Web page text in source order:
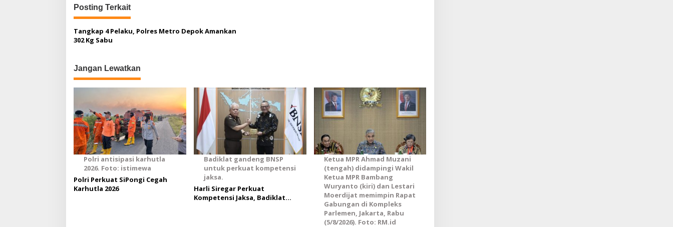
g
a
s
p
o
s
Posting Terkait
Tangkap 4 Pelaku, Polres Metro Depok Amankan
302 Kg Sabu
Jangan Lewatkan
Polri antisipasi karhutla
2026. Foto: istimewa
Polri Perkuat SiPongi Cegah
Karhutla 2026
Badiklat gandeng BNSP
untuk perkuat kompetensi
jaksa.
Harli Siregar Perkuat
Kompetensi Jaksa, Badiklat
Ketua MPR Ahmad Muzani
(tengah) didampingi Wakil
Ketua MPR Bambang
Wuryanto (kiri) dan Lestari
Moerdijat memimpin Rapat
Gabungan di Kompleks
Parlemen, Jakarta, Rabu
(5/8/2026). Foto: RM.id